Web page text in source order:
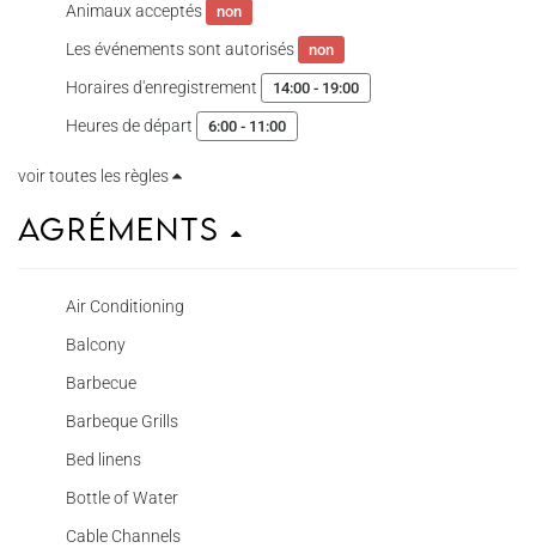
Animaux acceptés non
Les événements sont autorisés non
Horaires d'enregistrement 14:00 - 19:00
Heures de départ 6:00 - 11:00
voir toutes les règles
Agréments
Air Conditioning
Balcony
Barbecue
Barbeque Grills
Bed linens
Bottle of Water
Cable Channels